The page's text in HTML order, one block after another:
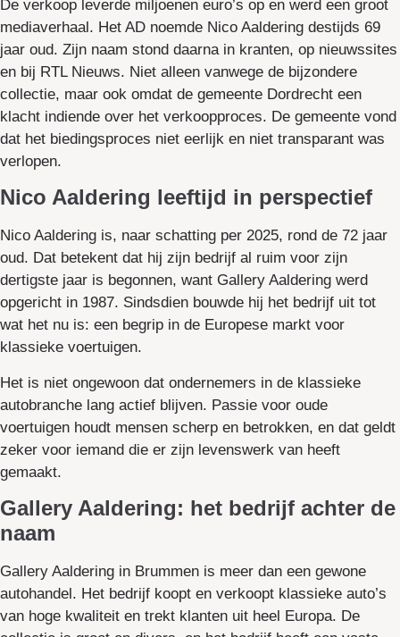
De verkoop leverde miljoenen euro’s op en werd een groot
mediaverhaal. Het AD noemde Nico Aaldering destijds 69
jaar oud. Zijn naam stond daarna in kranten, op nieuwssites
en bij RTL Nieuws. Niet alleen vanwege de bijzondere
collectie, maar ook omdat de gemeente Dordrecht een
klacht indiende over het verkoopproces. De gemeente vond
dat het biedingsproces niet eerlijk en niet transparant was
verlopen.
Nico Aaldering leeftijd in perspectief
Nico Aaldering is, naar schatting per 2025, rond de 72 jaar
oud. Dat betekent dat hij zijn bedrijf al ruim voor zijn
dertigste jaar is begonnen, want Gallery Aaldering werd
opgericht in 1987. Sindsdien bouwde hij het bedrijf uit tot
wat het nu is: een begrip in de Europese markt voor
klassieke voertuigen.
Het is niet ongewoon dat ondernemers in de klassieke
autobranche lang actief blijven. Passie voor oude
voertuigen houdt mensen scherp en betrokken, en dat geldt
zeker voor iemand die er zijn levenswerk van heeft
gemaakt.
Gallery Aaldering: het bedrijf achter de
naam
Gallery Aaldering in Brummen is meer dan een gewone
autohandel. Het bedrijf koopt en verkoopt klassieke auto’s
van hoge kwaliteit en trekt klanten uit heel Europa. De